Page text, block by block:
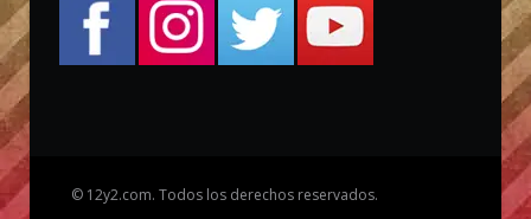
© 12y2.com. Todos los derechos reservados.